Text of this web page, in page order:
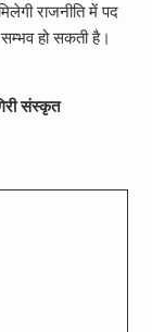
राजनीति में पद
सम्भव हो सकती है।
संस्कृत